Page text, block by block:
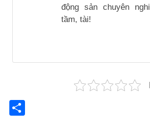
động sản chuyên
tầm, tài!